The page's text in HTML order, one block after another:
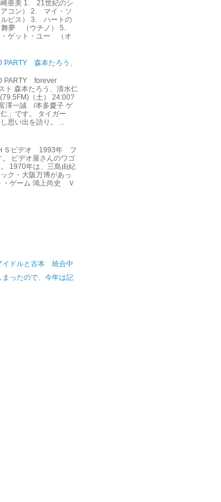
亜美 1. 21世紀のシ
コン） 2. マイ・ソ
ピス） 3. ハートの
夢 （ウチノ） 5.
・ゲット・ユー （オ
PARTY 森本たろう、
PARTY forever
森本たろう、清水仁
（土） 24:00?
澤一誠 /本多慶子 ゲ
」です。 タイガー
思い出を語り。 ...
Ｓビデオ 1993年 フ
ビデオ屋さんのワゴ
1970年は、三島由紀
ク・大阪万博があっ
・ゲーム 鴻上尚史 Ｖ
イドルと古本 統合中
ったので、今年は記